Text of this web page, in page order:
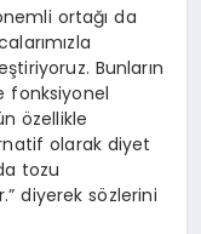
ortağı da
Bunların
fonksiyonel
özellikle
olarak diyet
tozu
diyerek sözlerini